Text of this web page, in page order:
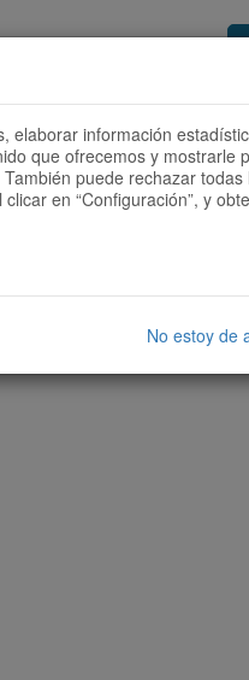
elaborar información
que ofrecemos y mostrarle
puede rechazar
en “Configuración”, y
No estoy de